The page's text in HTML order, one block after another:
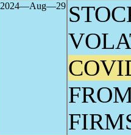
2024―Aug―29